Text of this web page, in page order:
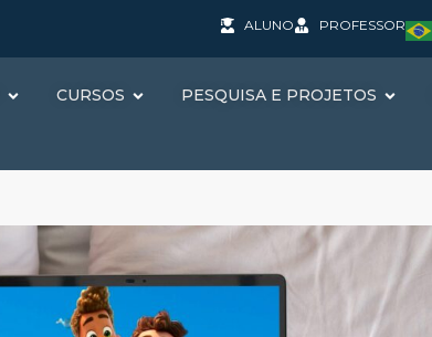
ALUNO PROFESSOR
CURSOS PESQUISA E PROJETOS